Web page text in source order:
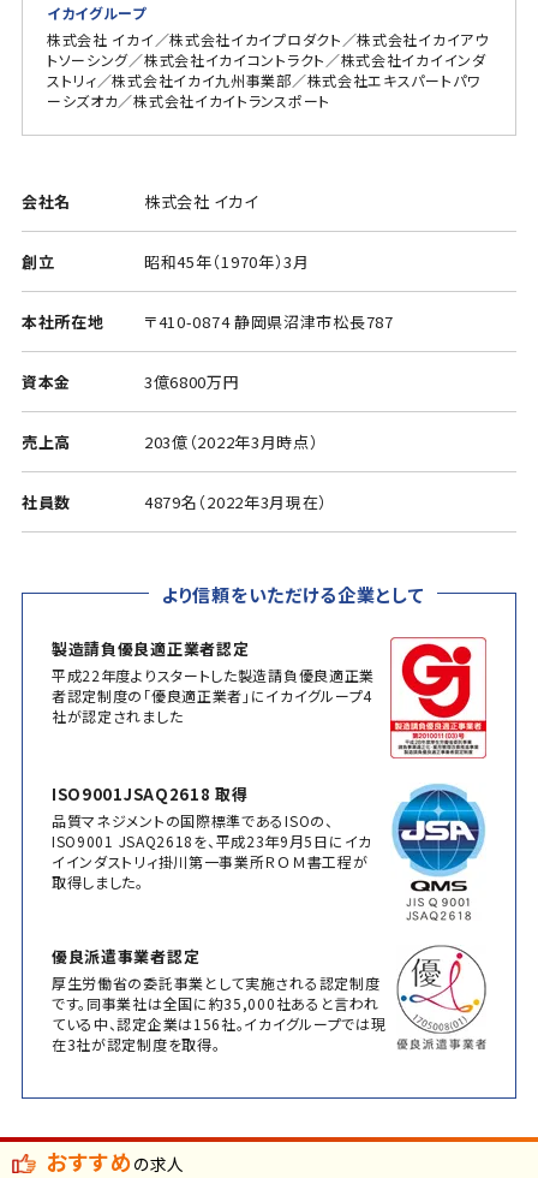
イカイグループ
株式会社 イカイ／株式会社イカイプロダクト／株式会社イカイアウ
トソーシング／株式会社イカイコントラクト／株式会社イカイインダ
ストリィ／株式会社イカイ九州事業部／株式会社エキスパートパワ
ーシズオカ／株式会社イカイトランスポート
会社名 株式会社 イカイ
創立 昭和45年（1970年）3月
本社所在地 〒410-0874 静岡県沼津市松長787
資本金 3億6800万円
売上高 203億（2022年3月時点）
社員数 4879名（2022年3月現在）
より信頼をいただける企業として
製造請負優良適正業者認定
平成22年度よりスタートした製造請負優良適正業
者認定制度の「優良適正業者」にイカイグループ4
社が認定されました
ISO9001JSAQ2618 取得
品質マネジメントの国際標準であるISOの、
ISO9001 JSAQ2618を、平成23年9月5日にイカ
イインダストリィ掛川第一事業所ＲＯＭ書工程が
取得しました。
優良派遣事業者認定
厚生労働省の委託事業として実施される認定制度
です。同事業社は全国に約35,000社あると言われ
ている中、認定企業は156社。イカイグループでは現
在3社が認定制度を取得。
おすすめの求人